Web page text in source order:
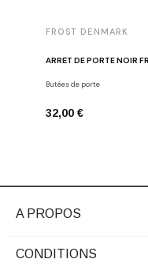
FROST DENMARK
ARRÊT DE PORTE NOIR
Butées de porte
32,00 €
A PROPOS
CONDITIONS